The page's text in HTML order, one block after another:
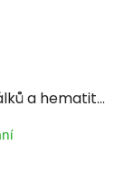
Náramek RONSI z kamenných korálků a hematitu se zlacenou chirurgickou ocelí - nebesky modrý